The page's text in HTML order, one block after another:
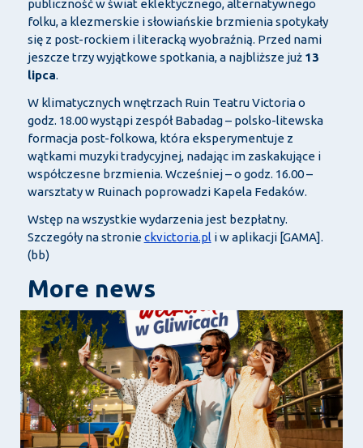
publiczność w świat eklektycznego, alternatywnego
folku, a klezmerskie i słowiańskie brzmienia spotykały
się z post-rockiem i literacką wyobraźnią. Przed nami
jeszcze trzy wyjątkowe spotkania, a najbliższe już 13
lipca.
W klimatycznych wnętrzach Ruin Teatru Victoria o
godz. 18.00 wystąpi zespół Babadag – polsko-litewska
formacja post-folkowa, która eksperymentuje z
wątkami muzyki tradycyjnej, nadając im zaskakujące i
współczesne brzmienia. Wcześniej – o godz. 16.00 –
warsztaty w Ruinach poprowadzi Kapela Fedaków.
Wstęp na wszystkie wydarzenia jest bezpłatny.
Szczegóły na stronieckvictoria.pl i w aplikacji [GAMA].
(bb)
More news